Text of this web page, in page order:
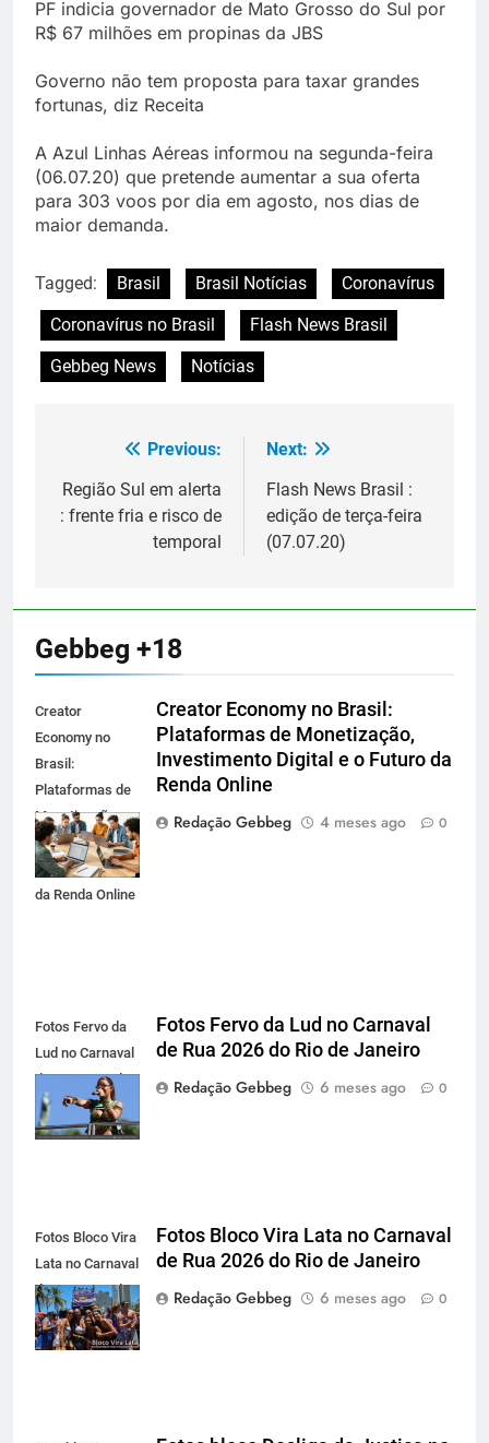
PF indicia governador de Mato Grosso do Sul por
R$ 67 milhões em propinas da JBS
Governo não tem proposta para taxar grandes
fortunas, diz Receita
A Azul Linhas Aéreas informou na segunda-feira
(06.07.20) que pretende aumentar a sua oferta
para 303 voos por dia em agosto, nos dias de
maior demanda.
Tagged: Brasil Brasil Notícias
Coronavírus
Coronavírus no Brasil
Flash News Brasil
Gebbeg News
Notícias
Navegação
de
Previous:
Região Sul em alerta
: frente fria e risco de
temporal
Next:
Flash News Brasil :
edição de terça-feira
(07.07.20)
Gebbeg +18
Creator
Economy no
Brasil:
Plataformas de
Monetização,
Investimento
Digital e o Futuro
da Renda Online
Creator Economy no Brasil:
Plataformas de Monetização,
Investimento Digital e o Futuro da
Renda Online
Redação Gebbeg
4 meses ago 0
Fotos Fervo da
Lud no Carnaval
de Rua 2026 do
Rio de Janeiro
Fotos Fervo da Lud no Carnaval
de Rua 2026 do Rio de Janeiro
Redação Gebbeg
6 meses ago 0
Fotos Bloco Vira
Lata no Carnaval
de Rua 2026 do
Rio de Janeiro
Fotos Bloco Vira Lata no Carnaval
de Rua 2026 do Rio de Janeiro
Redação Gebbeg
6 meses ago 0